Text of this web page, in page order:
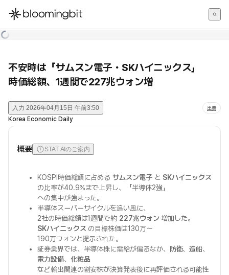
한국어
不安時は「サムスン電子・SKハイニックス」
時価総額、1週間で227兆ウォン増
入力 2026年04月15日 午前3:50 出典
Korea Economic Daily
概要 STAT AIのご案内
KOSPI時価総額に占めるサムスン電子と SKハイニックス
の比率が40.9%まで上昇し、「半導体2強」
への集中が強まった。
半導体スーパーサイクルを追い風に、
2社の時価総額は1週間で約 227兆ウォン 増加した。
SKハイニックス の目標株価は130万〜
190万ウォンと提示された。
証券業界では、半導体株に需給が偏るなか、 防衛、造船、
電力設備、 化粧品
など輸出関連の割安株が決算発表後に再評価される可能性